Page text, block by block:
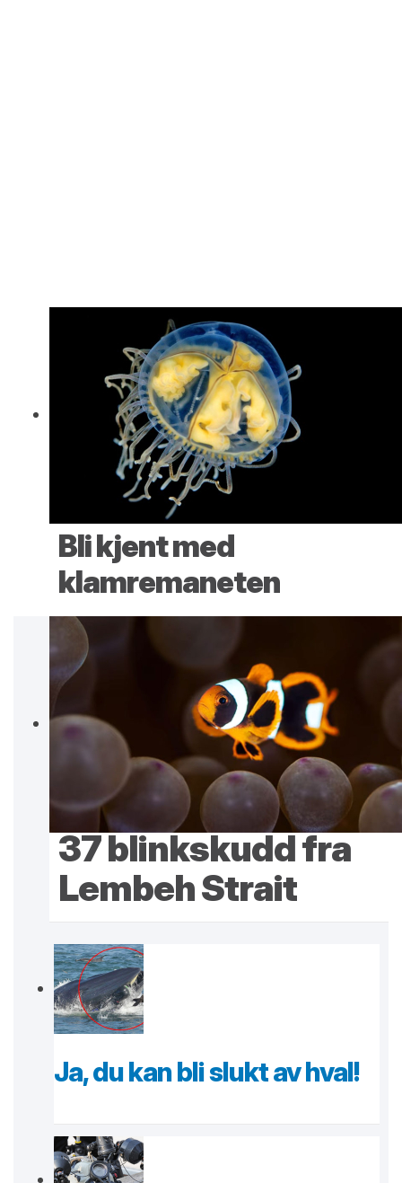
Bli kjent med
klamremaneten
37 blinkskudd fra
Lembeh Strait
Ja, du kan bli slukt av hval!